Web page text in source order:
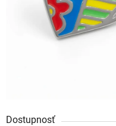
Dostupnosť